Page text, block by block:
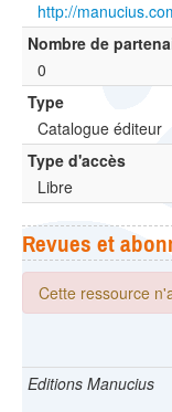
ES
?
http://
Nombre de
0
Type
Catalogue éditeur
Type d'accès
Libre
Revues et
Cette ressource
Editions Manucius